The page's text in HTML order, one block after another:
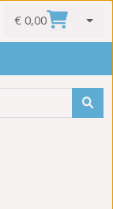
€ 0,00